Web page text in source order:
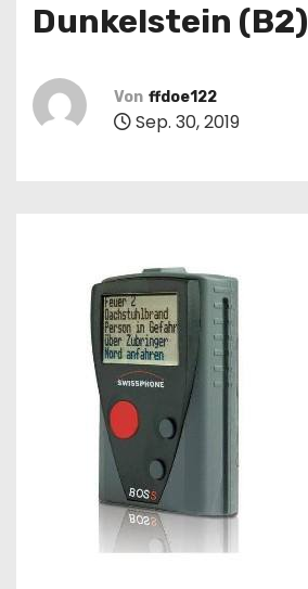
Dunkelstein (B2)
Von ffdoe122
Sep. 30, 2019